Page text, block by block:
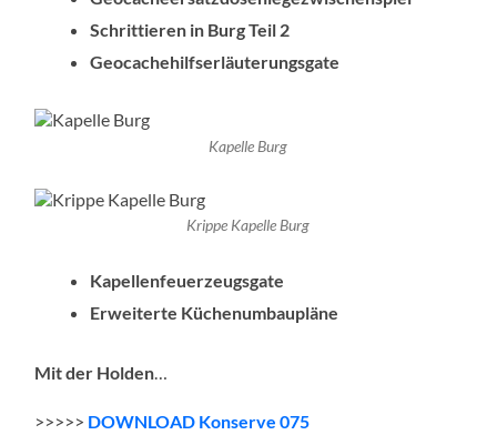
Schrittieren in Burg Teil 2
Geocachehilfserläuterungsgate
Kapelle Burg
Krippe Kapelle Burg
Kapellenfeuerzeugsgate
Erweiterte Küchenumbaupläne
Mit der Holden…
>>>>> DOWNLOAD Konserve 075